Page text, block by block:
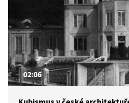
02:06